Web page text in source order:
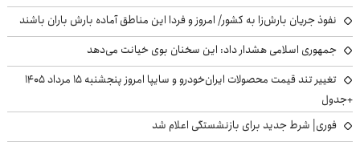
نفوذ جریان بارش‌زا به کشور/ امروز و فردا این مناطق آماده بارش باران باشند
جمهوری اسلامی هشدار داد: این سخنان بوی خیانت می‌دهد
تغییر تند قیمت محصولات ایران‌خودرو و سایپا امروز پنجشنبه ۱۵ مرداد ۱۴۰۵
+جدول
فوری| شرط جدید برای بازنشستگی اعلام شد